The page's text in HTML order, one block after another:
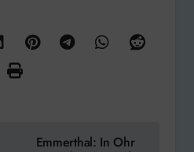
Emmerthal: In Ohr